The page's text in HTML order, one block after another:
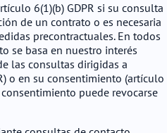
6(1)(b) GDPR si su consulta
de un contrato o es necesaria
precontractuales. En todos
se basa en nuestro interés
las consultas dirigidas a
o en su consentimiento (artículo
consentimiento puede revocarse